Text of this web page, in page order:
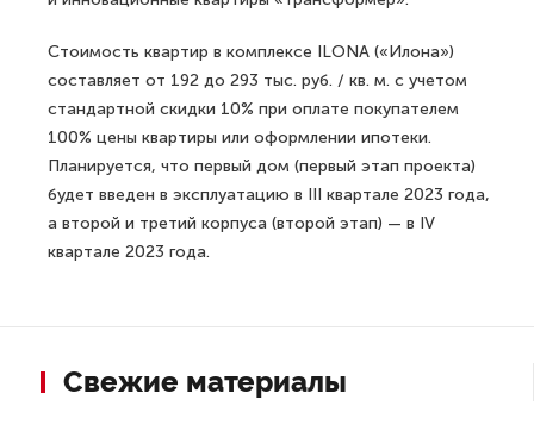
Стоимость квартир в комплексе ILONA («Илона»)
составляет от 192 до 293 тыс. руб. / кв. м. с учетом
стандартной скидки 10% при оплате покупателем
100% цены квартиры или оформлении ипотеки.
Планируется, что первый дом (первый этап проекта)
будет введен в эксплуатацию в III квартале 2023 года,
а второй и третий корпуса (второй этап) — в IV
квартале 2023 года.
Свежие материалы